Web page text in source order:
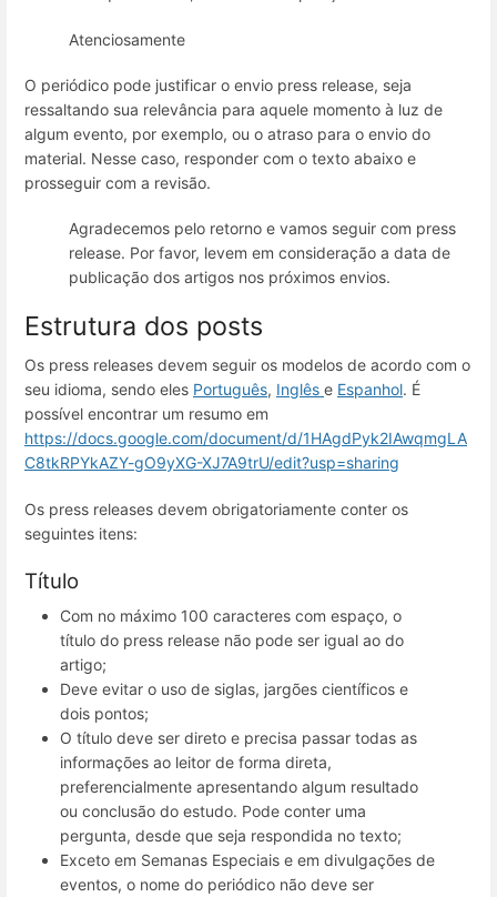
Atenciosamente
O periódico pode justificar o envio press release, seja
ressaltando sua relevância para aquele momento à luz de
algum evento, por exemplo, ou o atraso para o envio do
material. Nesse caso, responder com o texto abaixo e
prosseguir com a revisão.
Agradecemos pelo retorno e vamos seguir com press
release. Por favor, levem em consideração a data de
publicação dos artigos nos próximos envios.
Estrutura dos posts
Os press releases devem seguir os modelos de acordo com o
seu idioma, sendo eles Português, Inglês e Espanhol. É
possível encontrar um resumo em
https://docs.google.com/document/d/1HAgdPyk2IAwqmgLA
C8tkRPYkAZY-gO9yXG-XJ7A9trU/edit?usp=sharing
Os press releases devem obrigatoriamente conter os
seguintes itens:
Título
Com no máximo 100 caracteres com espaço, o
título do press release não pode ser igual ao do
artigo;
Deve evitar o uso de siglas, jargões científicos e
dois pontos;
O título deve ser direto e precisa passar todas as
informações ao leitor de forma direta,
preferencialmente apresentando algum resultado
ou conclusão do estudo. Pode conter uma
pergunta, desde que seja respondida no texto;
Exceto em Semanas Especiais e em divulgações de
eventos, o nome do periódico não deve ser